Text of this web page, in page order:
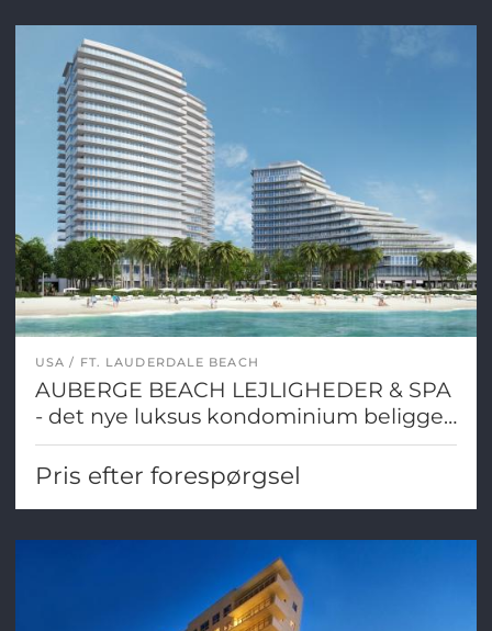
USA FT. LAUDERDALE BEACH
AUBERGE BEACH LEJLIGHEDER & SPA
- det nye luksus kondominium beligget
direkte ved hav og strand ved Fort
Lauderdale
Pris efter forespørgsel